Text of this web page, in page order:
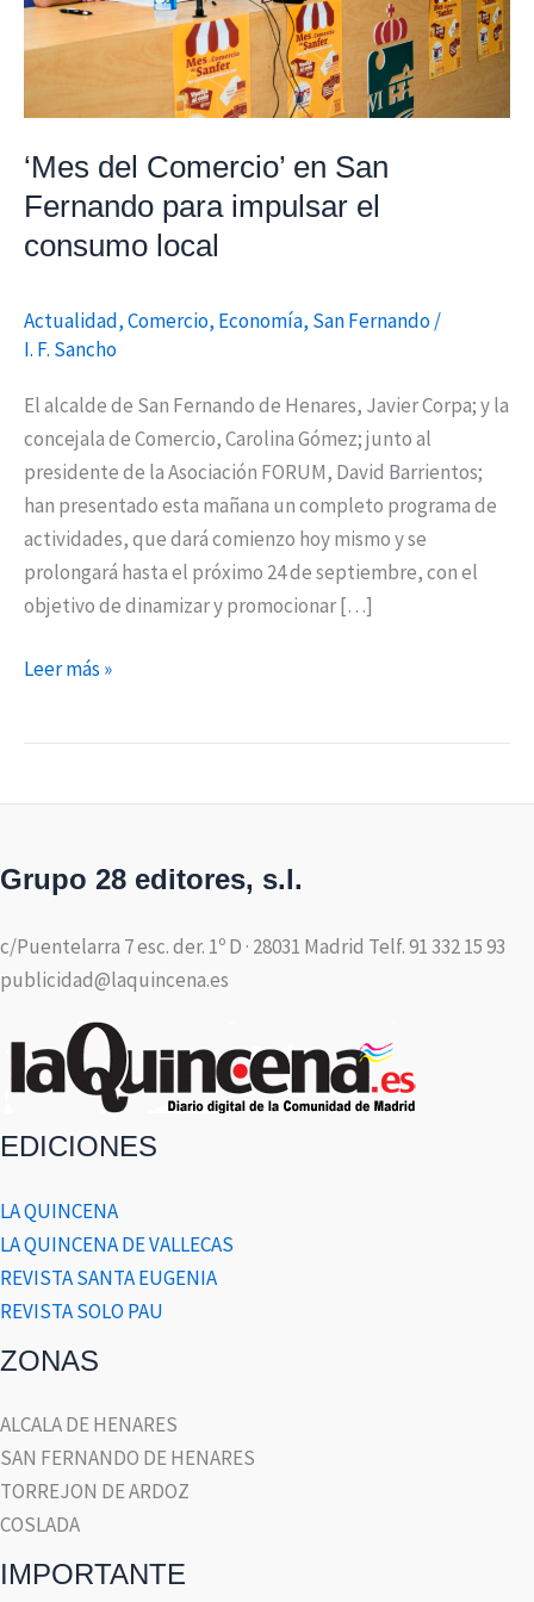
‘Mes del Comercio’ en San
Fernando para impulsar el
consumo local
Actualidad,Comercio, Economía, San Fernando/
I. F. Sancho
El alcalde de San Fernando de Henares, Javier Corpa; y la
concejala de Comercio, Carolina Gómez; junto al
presidente de la Asociación FORUM, David Barrientos;
han presentado esta mañana un completo programa de
actividades, que dará comienzo hoy mismo y se
prolongará hasta el próximo 24 de septiembre, con el
objetivo de dinamizar y promocionar […]
para
impulsar
Leer más »
Grupo 28 editores, s.l.
c/Puentelarra 7 esc. der. 1º D · 28031 Madrid Telf. 91 332 15 93
publicidad@laquincena.es
EDICIONES
LA QUINCENA
LA QUINCENA DE VALLECAS
REVISTA SANTA EUGENIA
REVISTA SOLO PAU
ZONAS
ALCALA DE HENARES
SAN FERNANDO DE HENARES
TORREJON DE ARDOZ
COSLADA
IMPORTANTE